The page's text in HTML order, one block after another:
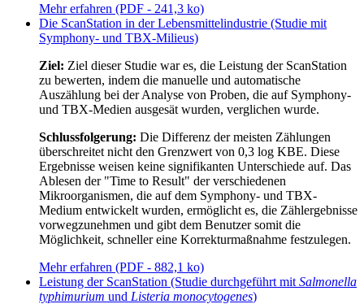
Mehr erfahren (PDF - 241,3 ko)
Die ScanStation in der Lebensmittelindustrie (Studie mit
Symphony- und TBX-Milieus)
Ziel: Ziel dieser Studie war es, die Leistung der ScanStation
zu bewerten, indem die manuelle und automatische
Auszählung bei der Analyse von Proben, die auf Symphony-
und TBX-Medien ausgesät wurden, verglichen wurde.
Schlussfolgerung: Die Differenz der meisten Zählungen
überschreitet nicht den Grenzwert von 0,3 log KBE. Diese
Ergebnisse weisen keine signifikanten Unterschiede auf. Das
Ablesen der "Time to Result" der verschiedenen
Mikroorganismen, die auf dem Symphony- und TBX-
Medium entwickelt wurden, ermöglicht es, die Zählergebnisse
vorwegzunehmen und gibt dem Benutzer somit die
Möglichkeit, schneller eine Korrekturmaßnahme festzulegen.
Mehr erfahren (PDF - 882,1 ko)
Leistung der ScanStation (Studie durchgeführt mit Salmonella
typhimurium und Listeria monocytogenes)